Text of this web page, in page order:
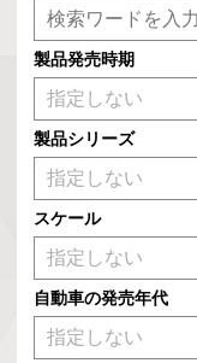
製品発売時期
製品シリーズ
スケール
自動車の発売年代